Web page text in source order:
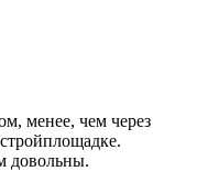
менее, чем через
довольны.